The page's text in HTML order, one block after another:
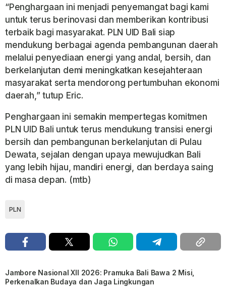
“Penghargaan ini menjadi penyemangat bagi kami
untuk terus berinovasi dan memberikan kontribusi
terbaik bagi masyarakat. PLN UID Bali siap
mendukung berbagai agenda pembangunan daerah
melalui penyediaan energi yang andal, bersih, dan
berkelanjutan demi meningkatkan kesejahteraan
masyarakat serta mendorong pertumbuhan ekonomi
daerah,” tutup Eric.
Penghargaan ini semakin mempertegas komitmen
PLN UID Bali untuk terus mendukung transisi energi
bersih dan pembangunan berkelanjutan di Pulau
Dewata, sejalan dengan upaya mewujudkan Bali
yang lebih hijau, mandiri energi, dan berdaya saing
di masa depan. (mtb)
PLN
Jambore Nasional XII 2026: Pramuka Bali Bawa 2 Misi,
Perkenalkan Budaya dan Jaga Lingkungan